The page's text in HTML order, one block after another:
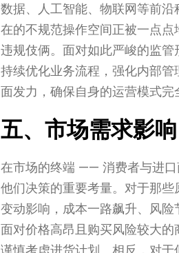
数据、人工智能、物联网等前
在的不规范操作空间正被一点
违规伎俩。面对如此严峻的监
持续优化业务流程，强化内部
面发力，确保自身的运营模式完
五、市场需求影响
在市场的终端 —— 消费者与进口
他们决策的重要考量。对于那
变动影响，成本一路飙升、风
面对价格高昂且购买风险较大